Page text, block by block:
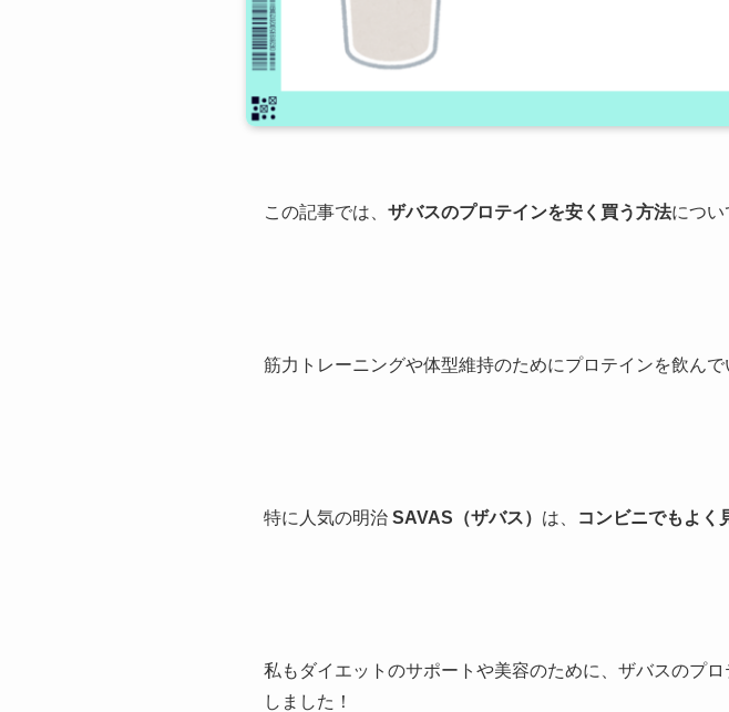
この記事では、 ザバスのプロテインを安く買う方法につい
筋力トレーニングや体型維持のためにプロテインを飲んで
特に人気の明治 SAVAS（ザバス） は、 コンビニでもよく
私もダイエットのサポートや美容のために、ザバスのプ
しました！